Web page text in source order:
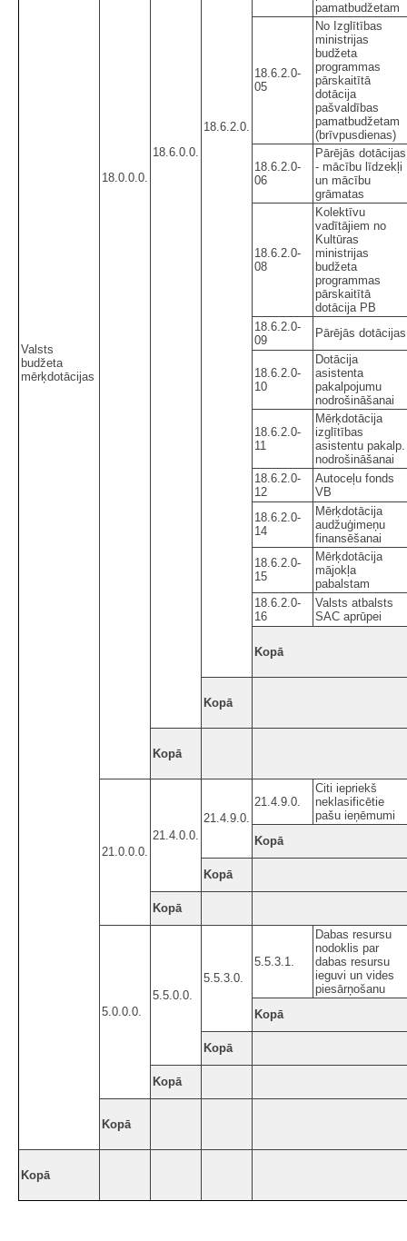
Valsts
budžeta
mērķdotācijas
18.0.0.0.
18.6.0.0.
18.6.2.0.
pamatbudžetam
18.6.2.0-
05
No Izglītības
ministrijas
budžeta
programmas
pārskaitītā
dotācija
pašvaldības
pamatbudžetam
(brīvpusdienas)
18.6.2.0-
06
Pārējās dotācijas
- mācību līdzekļi
un mācību
grāmatas
18.6.2.0-
08
Kolektīvu
vadītājiem no
Kultūras
ministrijas
budžeta
programmas
pārskaitītā
dotācija PB
18.6.2.0-
09
Pārējās dotācijas
18.6.2.0-
10
Dotācija
asistenta
pakalpojumu
nodrošināšanai
18.6.2.0-
11
Mērķdotācija
izglītības
asistentu pakalp.
nodrošināšanai
18.6.2.0-
12
Autoceļu fonds
VB
18.6.2.0-
14
Mērķdotācija
audžuģimeņu
finansēšanai
18.6.2.0-
15
Mērķdotācija
mājokļa
pabalstam
18.6.2.0-
16
Valsts atbalsts
SAC aprūpei
Kopā
Kopā
Kopā
21.0.0.0.
21.4.0.0.
21.4.9.0.
21.4.9.0.
Citi iepriekš
neklasificētie
pašu ieņēmumi
Kopā
Kopā
Kopā
5.0.0.0.
5.5.0.0.
5.5.3.0.
5.5.3.1.
Dabas resursu
nodoklis par
dabas resursu
ieguvi un vides
piesārņošanu
Kopā
Kopā
Kopā
Kopā
Kopā